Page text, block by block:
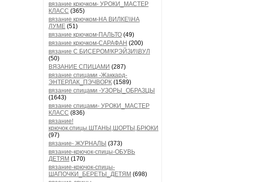
вязание крючком- УРОКИ_МАСТЕР
КЛАСС (365)
вязание крючком-НА ВИЛКЕ\\НА
ЛУМЕ (51)
вязание крючком-ПАЛЬТО (49)
вязание крючком-САРАФАН (200)
вязание С БИСЕРОМ!КРЭЙЗИ\\ВУЛ
(50)
ВЯЗАНИЕ СПИЦАМИ (287)
вязание спицами -Жаккард-
ЭНТЕРЛАК_ПЭЧВОРК (1589)
вязание спицами -УЗОРЫ_ОБРАЗЦЫ
(1643)
вязание спицами- УРОКИ_МАСТЕР
КЛАСС (836)
вязание!
крючок.спицы.ШТАНЫ,ШОРТЫ,БРЮКИ
(97)
вязание- ЖУРНАЛЫ (373)
вязание-крючок-спицы-ОБУВЬ
ДЕТЯМ (170)
вязание-крючок-спицы-
ШАПОЧКИ_БЕРЕТЫ_ДЕТЯМ (698)